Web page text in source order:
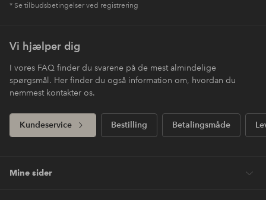
* Se tilbudsbetingelser ved registrering
Vi hjælper dig
I vores FAQ finder du svarene på de mest almindelige
spørgsmål. Her finder du også information om, hvordan du
nemmest kontakter os.
Kundeservice Bestilling Betalingsmåde
Mine sider